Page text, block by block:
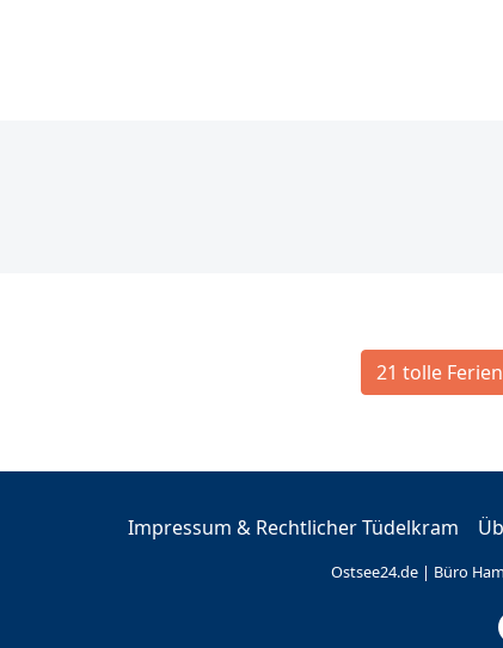
21 tolle
Impressum & Rechtlicher Tüdelkram
Ostsee24.de | Büro